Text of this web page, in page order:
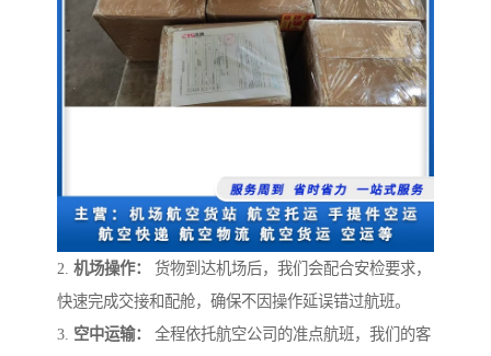
2. 机场操作：
货物到达机场后，我们会配合安检要求，
快速完成交接和配舱，确保不因操作延误错过航班。
3. 空中运输：
全程依托航空公司的准点航班，我们的客